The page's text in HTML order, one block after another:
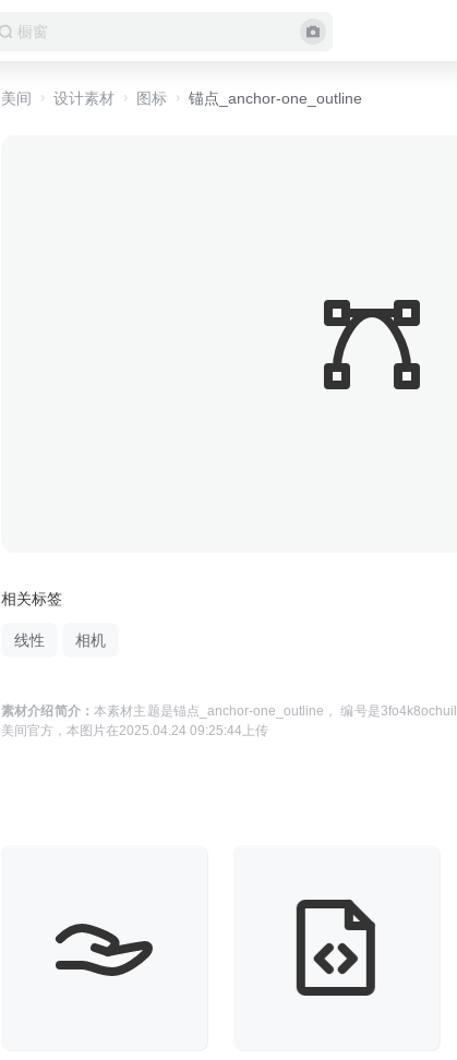
橱窗
美间 设计素材 图标 锚点_anchor-one_outline
相关标签
线性 相机
素材介绍简介： 本素材主题是锚点_anchor-one_outline ， 编号是3fo4k8ochuil
美间官方 ，本图片在2025.04.24 09:25:44 上传